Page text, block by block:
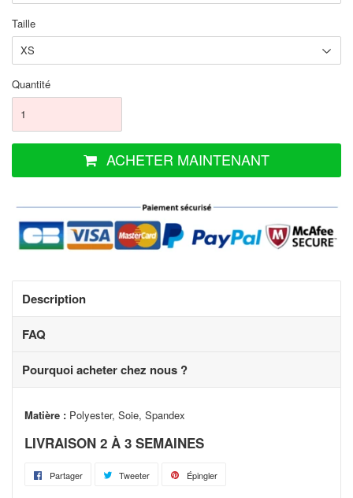
Taille
Quantité
ACHETER MAINTENANT
Description
FAQ
Pourquoi acheter chez nous ?
Matière : Polyester, Soie, Spandex
LIVRAISON 2 À 3 SEMAINES
Partager
PartagerTweeter
TweeterÉpingler